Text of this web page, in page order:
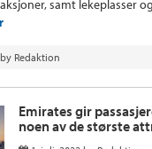
samt lekeplasser
by Redaktion
Emirates gir
noen av de største